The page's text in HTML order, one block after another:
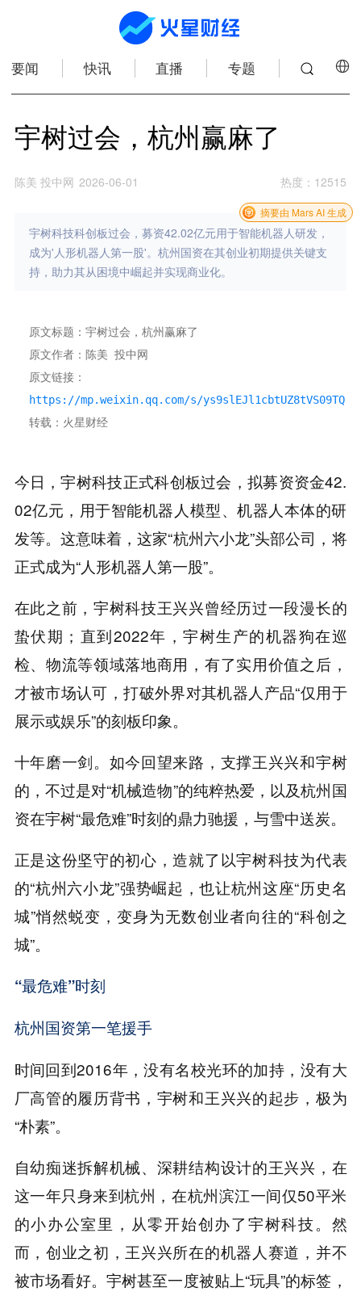
要闻 快讯 直播 专题
宇树过会，杭州赢麻了
陈美 投中网 2026-06-01 热度 ： 12515
宇树科技科创板过会，募资42.02亿元用于智能机器人研发，
成为'人形机器人第一股'。杭州国资在其创业初期提供关键支
持，助力其从困境中崛起并实现商业化。
摘要由 Mars AI 生成
原文标题：宇树过会，杭州赢麻了
原文作者：陈美 投中网
原文链接：
https://mp.weixin.qq.com/s/ys9slEJl1cbtUZ8tVS09TQ
转载：火星财经
今日，宇树科技正式科创板过会，拟募资资金42.
02亿元，用于智能机器人模型、机器人本体的研
发等。这意味着，这家“杭州六小龙”头部公司，将
正式成为“人形机器人第一股”。
在此之前，宇树科技王兴兴曾经历过一段漫长的
蛰伏期；直到2022年，宇树生产的机器狗在巡
检、物流等领域落地商用，有了实用价值之后，
才被市场认可，打破外界对其机器人产品“仅用于
展示或娱乐”的刻板印象。
十年磨一剑。如今回望来路，支撑王兴兴和宇树
的，不过是对“机械造物”的纯粹热爱，以及杭州国
资在宇树“最危难”时刻的鼎力驰援，与雪中送炭。
正是这份坚守的初心，造就了以宇树科技为代表
的“杭州六小龙”强势崛起，也让杭州这座“历史名
城”悄然蜕变，变身为无数创业者向往的“科创之
城”。
“最危难”时刻
杭州国资第一笔援手
时间回到2016年，没有名校光环的加持，没有大
厂高管的履历背书，宇树和王兴兴的起步，极为
“朴素”。
自幼痴迷拆解机械、深耕结构设计的王兴兴，在
这一年只身来到杭州，在杭州滨江一间仅50平米
的小办公室里，从零开始创办了宇树科技。然
而，创业之初，王兴兴所在的机器人赛道，并不
被市场看好。宇树甚至一度被贴上“玩具”的标签，